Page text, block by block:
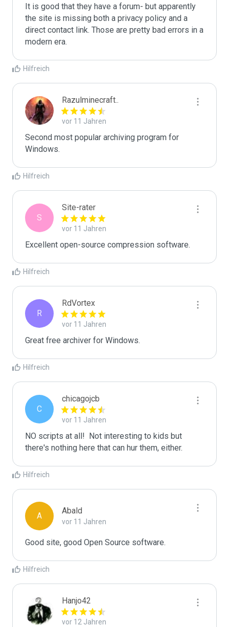
It is good that they have a forum- but apparently
the site is missing both a privacy policy and a
direct contact link. Those are pretty bad errors in a
modern era.
Hilfreich
Razulminecraft..
vor 11 Jahren
Second most popular archiving program for
Windows.
Hilfreich
S
Site-rater
vor 11 Jahren
Excellent open-source compression software.
Hilfreich
R
RdVortex
vor 11 Jahren
Great free archiver for Windows.
Hilfreich
C
chicagojcb
vor 11 Jahren
NO scripts at all!  Not interesting to kids but
there's nothing here that can hur them, either.
Hilfreich
A
Abald
vor 11 Jahren
Good site, good Open Source software.
Hilfreich
Hanjo42
vor 12 Jahren